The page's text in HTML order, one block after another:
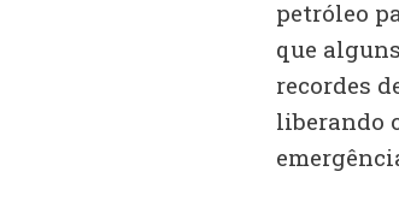
petróleo
que
recordes
liberando